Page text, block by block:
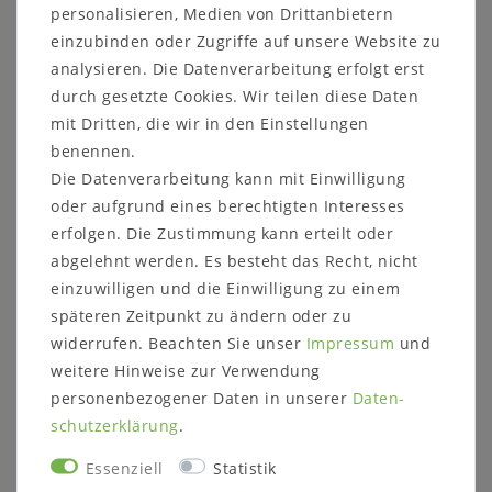
Kontaktieren Sie uns auf unserer Internetseite oder
rufen Sie uns direkt an unter 05321-685990. Wir
helfen Ihnen gerne weiter!
Informationen zum Möbelstück:
Maße:
Breite: 181 cm
Höhe: 35,4 cm
personalisieren, Medien von Drittanbietern
einzubinden oder Zugriffe auf unsere Website zu
analysieren. Die Datenverarbeitung erfolgt erst
durch gesetzte Cookies. Wir teilen diese Daten
mit Dritten, die wir in den Einstellungen
benennen.
Die Datenverarbeitung kann mit Einwilligung
oder aufgrund eines berechtigten Interesses
erfolgen. Die Zustimmung kann erteilt oder
abgelehnt werden. Es besteht das Recht, nicht
einzuwilligen und die Einwilligung zu einem
späteren Zeitpunkt zu ändern oder zu
widerrufen. Beachten Sie unser Impressum und
weitere Hinweise zur Verwendung
personenbezogener Daten in unserer Daten­
schutz­erklärung.
Essenziell Statistik